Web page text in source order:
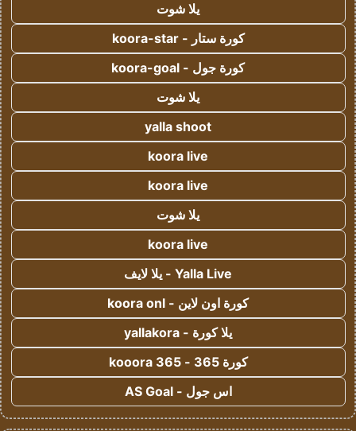
يلا شوت
كورة ستار - koora-star
كورة جول - koora-goal
يلا شوت
yalla shoot
koora live
koora live
يلا شوت
koora live
Yalla Live - يلا لايف
كورة اون لاين - koora onl
يلا كورة - yallakora
كورة 365 - kooora 365
اس جول - AS Goal